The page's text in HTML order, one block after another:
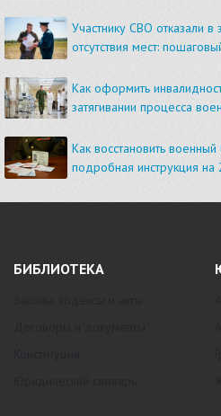
Участнику СВО отказали в
отсутствия мест:
Как оформить
затягивании процесса
Как восстановить
подробная инструкция на
БИБЛИОТЕКА